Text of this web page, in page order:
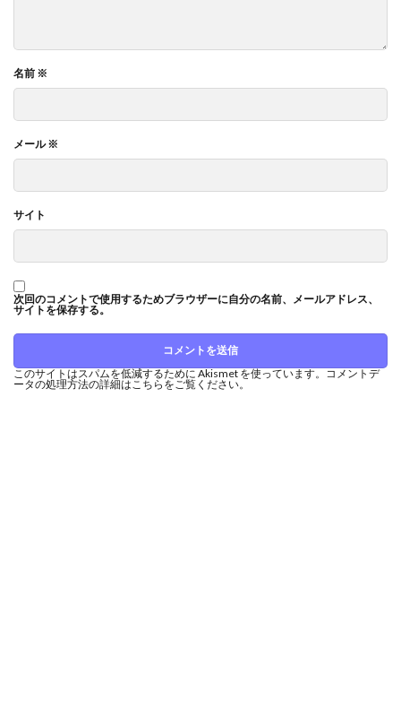
名前 ※
メール※
サイト
次回のコメントで使用するためブラウザーに自分の名前、メールアドレス、
サイトを保存する。
このサイトはスパムを低減するために Akismet を使っています。コメントデ
ータの処理方法の詳細はこちらをご覧ください。